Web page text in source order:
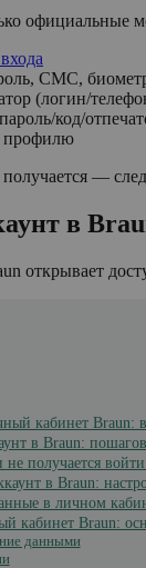
официальные
СМС,
(логин/
код/
профилю
—
в
открывает
кабинет Braun:
в Braun:
не получается
в Braun:
в личном
кабинет Braun:
данными